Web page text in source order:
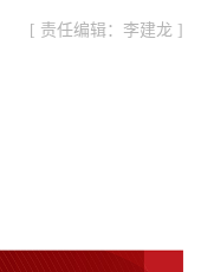
[ 责任编辑：李建龙 ]